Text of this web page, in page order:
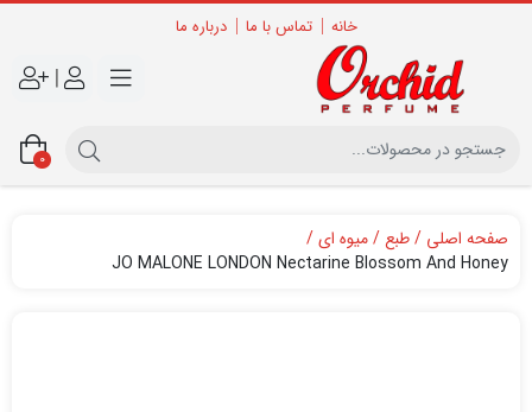
خانه تماس با ما درباره ما
|
0
صفحه اصلی طبع
میوه ای
JO MALONE LONDON Nectarine Blossom And Honey